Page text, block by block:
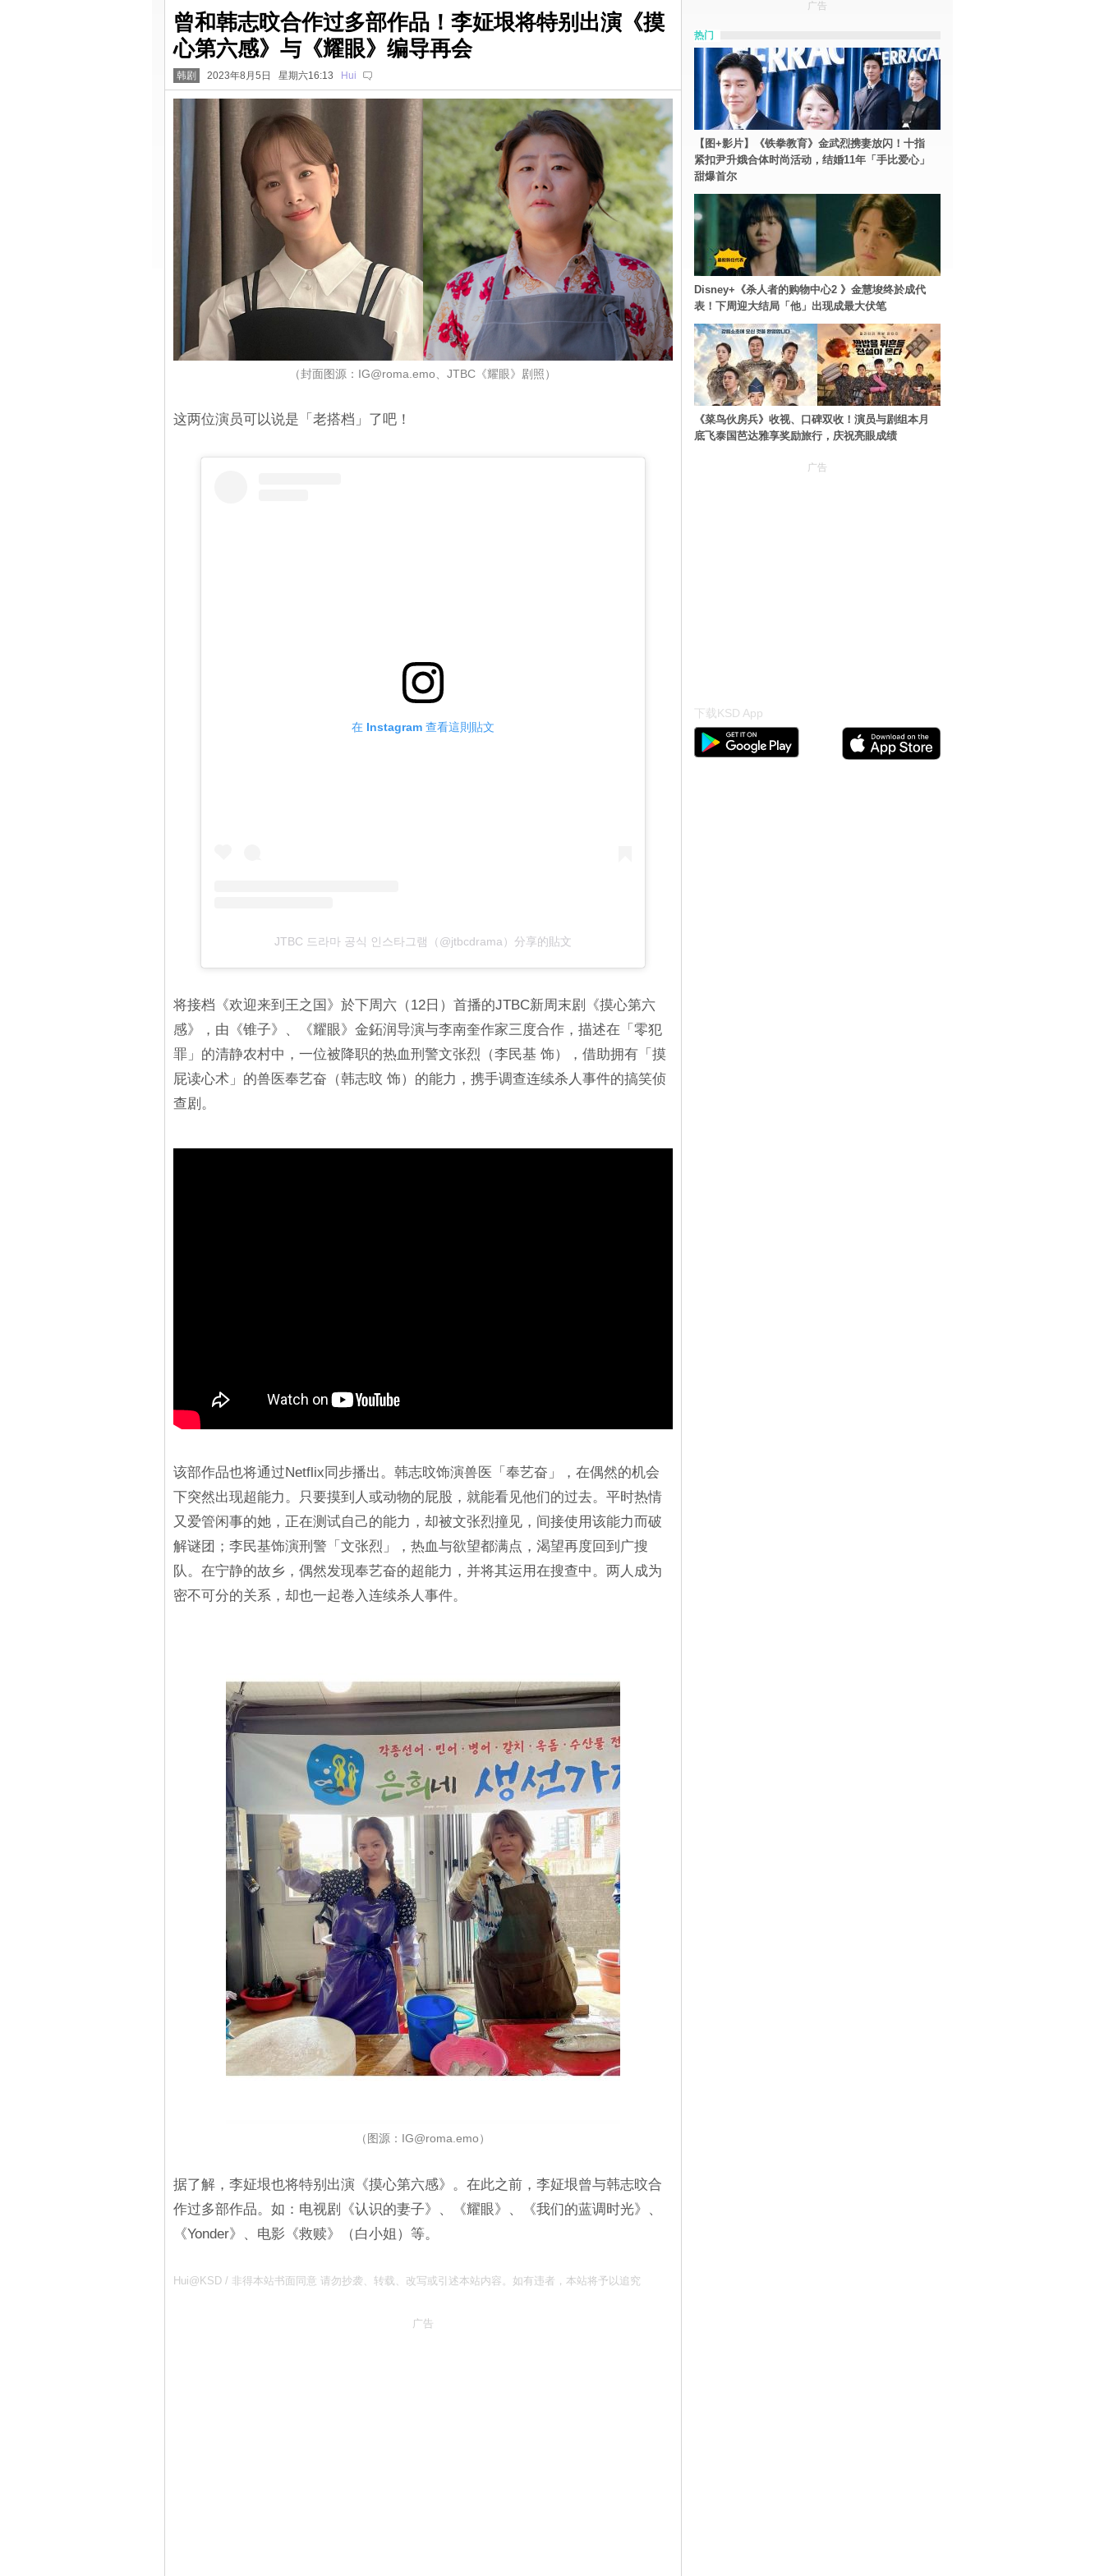
曾和韩志旼合作过多部作品！李姃垠将特别出演《摸
心第六感》与《耀眼》编导再会
韩剧 2023年8月5日 星期六16:13 Hui
（封面图源：IG@roma.emo、JTBC《耀眼》剧照）
这两位演员可以说是「老搭档」了吧！
在 Instagram 查看這則貼文
JTBC 드라마 공식 인스타그램（@jtbcdrama）分享的貼文
将接档《欢迎来到王之国》於下周六（12日）首播的JTBC新周末剧《摸心第六
感》，由《锥子》、《耀眼》金鉐润导演与李南奎作家三度合作，描述在「零犯
罪」的清静农村中，一位被降职的热血刑警文张烈（李民基 饰），借助拥有「摸
屁读心术」的兽医奉艺奋（韩志旼 饰）的能力，携手调查连续杀人事件的搞笑侦
查剧。
该部作品也将通过Netflix同步播出。韩志旼饰演兽医「奉艺奋」，在偶然的机会
下突然出现超能力。只要摸到人或动物的屁股，就能看见他们的过去。平时热情
又爱管闲事的她，正在测试自己的能力，却被文张烈撞见，间接使用该能力而破
解谜团；李民基饰演刑警「文张烈」，热血与欲望都满点，渴望再度回到广搜
队。在宁静的故乡，偶然发现奉艺奋的超能力，并将其运用在搜查中。两人成为
密不可分的关系，却也一起卷入连续杀人事件。
（图源：IG@roma.emo）
据了解，李姃垠也将特别出演《摸心第六感》。在此之前，李姃垠曾与韩志旼合
作过多部作品。如：电视剧《认识的妻子》、《耀眼》、《我们的蓝调时光》、
《Yonder》、电影《救赎》（白小姐）等。
Hui@KSD / 非得本站书面同意 请勿抄袭、转载、改写或引述本站内容。如有违者，本站将予以追究
广告
广告
热门
【图+影片】《铁拳教育》金武烈携妻放闪！十指
紧扣尹升娥合体时尚活动，结婚11年「手比爱心」
甜爆首尔
Disney+《杀人者的购物中心2 》金慧埈终於成代
表！下周迎大结局「他」出现成最大伏笔
《菜鸟伙房兵》收视、口碑双收！演员与剧组本月
底飞泰国芭达雅享奖励旅行，庆祝亮眼成绩
广告
下载KSD App